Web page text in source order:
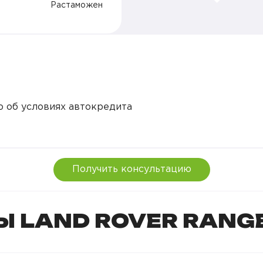
Растаможен
об условиях автокредита
стоимость вашего автомобиля в Trade-in
Получить консультацию
ROVER RANGE